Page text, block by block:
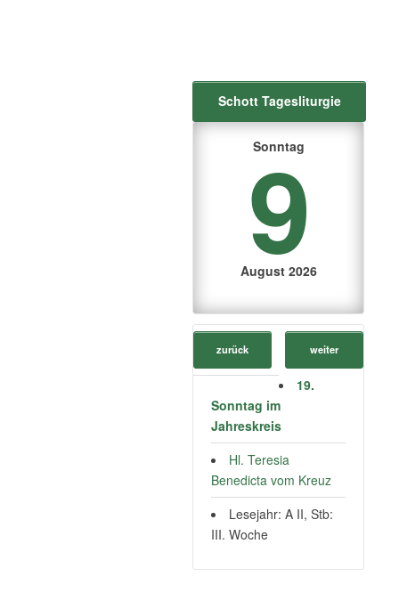
Schott Tagesliturgie
Sonntag
9
August 2026
zurück weiter
19.
Sonntag im
Jahreskreis
Hl. Teresia
Benedicta vom Kreuz
Lesejahr: A II, Stb:
III. Woche